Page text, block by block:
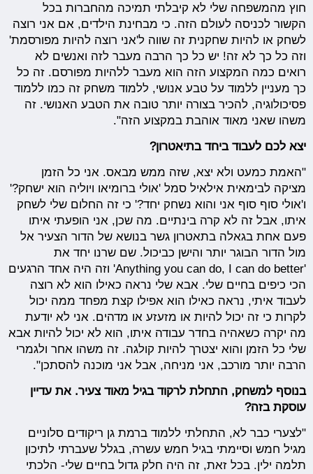
חוץ מהמשפחה שלי לא קיבלתי תמיכה מהחברות בכל
הקשור לכניסה לעולם הזה. כי מבחינת הילדים, אם אני רוצה
לשחק או להיות שחקנית זה שווה ל'אני רוצה להיות מפורסמת'
וזה כל כך לא זה! יש כל כך הרבה מעבר לזה ואנשים לא
רואים כמה המקצוע הזה הוא מעבר ללהיות מפורסם. זה כל
כך מעניין ללמוד על טבע אנושי, ללמוד משחק זה כמו ללמוד
פסיכולוגיה, להכיר בצורה יותר טובה את הטבע האנושי. זה
משהו שאני מאוד אוהבת במקצוע הזה".
יצא לכם לעבוד ביחד בתיאטרון?
"האמת כמעט ולא יצא, שזה ממש מבאס. אני כל הזמן
מציקה לבימאית אילאיל סמל 'אולי ברומיאו ויוליה הוא ישחק?'
ו'אולי סוף סוף אני והוא נשחק יחד?' כי זה החלום שלי לשחק
איתו, אבל זה לא קרה בינתיים. מה שכן, אני הופעתי איתו
פעם אחת בגאלה בתאטרון גשר בנושא של הדור הצעיר אל
מול הדור הבוגר יותר והישן כביכול. שם שרנו יחד את
'Anything you can do, I can do better' וזה היה אחד הרגעים
הכי כיפים בחיים שלי. אבא שלי נראה כאילו הוא לא רוצה
לעבוד איתי, נראה כאילו הוא אפילו קצת מפחד ממה יכול
לקרות כי זה יכול להיות או מזעזע או מדהים. אני לא יודעת
מה יקרה כשאהיה בחדר עבודה איתו, הוא לא יכול להיות אבא
שלי כל הזמן והוא יצטרך להיות קולגה. זה משהו אחר ולגמרי
הרבה יותר מורכב, אני מניחה, אבל אני מוכנה להסתכן".
בנוסף למשחק, התחלת לרקוד בגיל מאוד צעיר. את עדיין
עוסקת בזה?
"לצערי כבר לא, התחלתי ללמוד ברמת גן ריקודים סלוניים
מגיל חמש וסיימתי בגיל חמש עשרה, בגלל שעברתי לתיכון
תלמה ילין. בכל זאת, זה היה חלק גדול בחיים שלי- הלכתי